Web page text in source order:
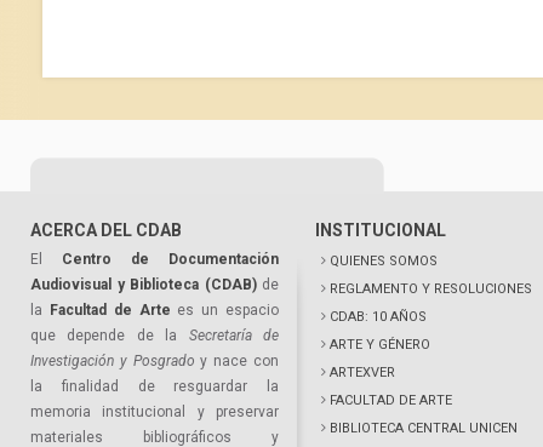
ACERCA DEL CDAB
El Centro de Documentación
Audiovisual y Biblioteca (CDAB)de
la
Facultad de Arte es un espacio
que depende de la Secretaría de
Investigación y Posgrado y nace con
la finalidad de resguardar la
memoria institucional y preservar
materiales bibliográficos y
INSTITUCIONAL
QUIENES SOMOS
REGLAMENTO Y RESOLUCIONES
CDAB: 10 AÑOS
ARTE Y GÉNERO
ARTEXVER
FACULTAD DE ARTE
BIBLIOTECA CENTRAL UNICEN